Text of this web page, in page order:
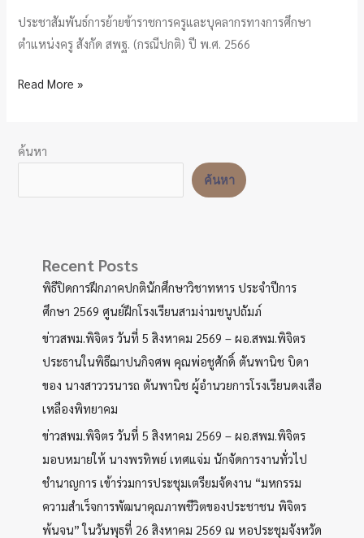
ศึกษานิเทศก์
สังกัด
สพม.พิจิตร
ประชาสัมพันธ์การย้ายข้าราชการครูและบุคลากรทางการศึกษา
ตำแหน่งครู สังกัด สพฐ. (กรณีปกติ) ปี พ.ศ. 2566
และ
บุคลากร
ศึกษา
สังกัด
(กรณี
2566
Read More »
ค้นหา
ค้นหา
Recent Posts
พิธีปิดการฝึกภาคปกตินักศึกษาวิชาทหาร ประจำปีการ
ศึกษา 2569 ศูนย์ฝึกโรงเรียนสามง่ามชนูปถัมภ์
ข่าวสพม.พิจิตร วันที่ 5 สิงหาคม 2569 – ผอ.สพม.พิจิตร
ประธานในพิธีฌาปนกิจศพ คุณพ่อชูศักดิ์ ตันพานิช บิดา
ของ นางสาววรนารถ ตันพานิช ผู้อำนวยการโรงเรียนดงเสือ
เหลืองพิทยาคม
ข่าวสพม.พิจิตร วันที่ 5 สิงหาคม 2569 – ผอ.สพม.พิจิตร
มอบหมายให้ นางพรทิพย์ เทศแจ่ม นักจัดการงานทั่วไป
ชำนาญการ เข้าร่วมการประชุมเตรียมจัดงาน “มหกรรม
ความสำเร็จการพัฒนาคุณภาพชีวิตของประชาชน พิจิตร
พ้นจน” ในวันพุธที่ 26 สิงหาคม 2569 ณ หอประชุมจังหวัด